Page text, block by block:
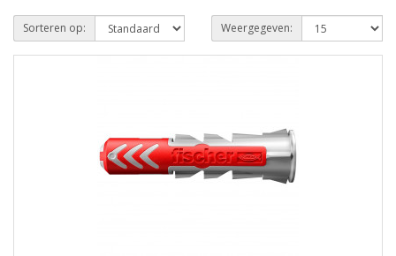
Sorteren op: Weergegeven: